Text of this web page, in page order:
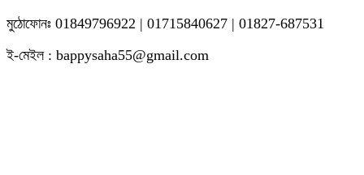
মুঠোফোনঃ 01849796922 | 01715840627 | 01827-687531
ই-মেইল : bappysaha55@gmail.com